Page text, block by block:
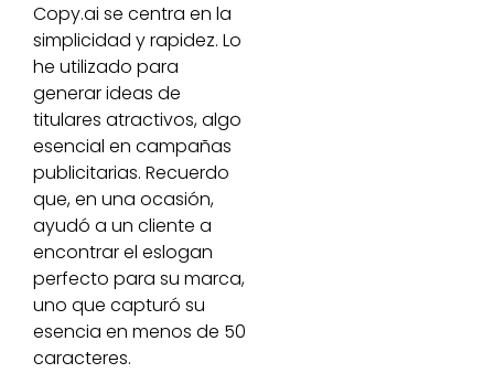
Copy.ai se centra en la
simplicidad y rapidez. Lo
he utilizado para
generar ideas de
titulares atractivos, algo
esencial en campañas
publicitarias. Recuerdo
que, en una ocasión,
ayudó a un cliente a
encontrar el eslogan
perfecto para su marca,
uno que capturó su
esencia en menos de 50
caracteres.